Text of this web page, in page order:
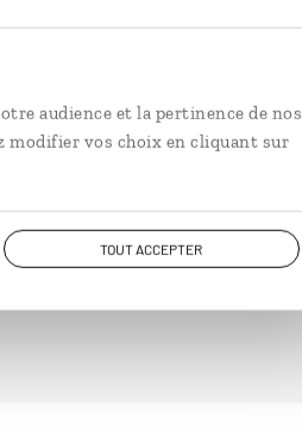
audience et la pertinence de nos
modifier vos choix en cliquant sur
TOUT ACCEPTER